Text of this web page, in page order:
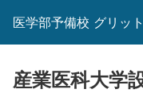
医学部予備校 グリッ
産業医科大学